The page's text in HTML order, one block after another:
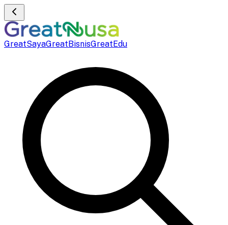
GreatSayaGreatBisnisGreatEdu